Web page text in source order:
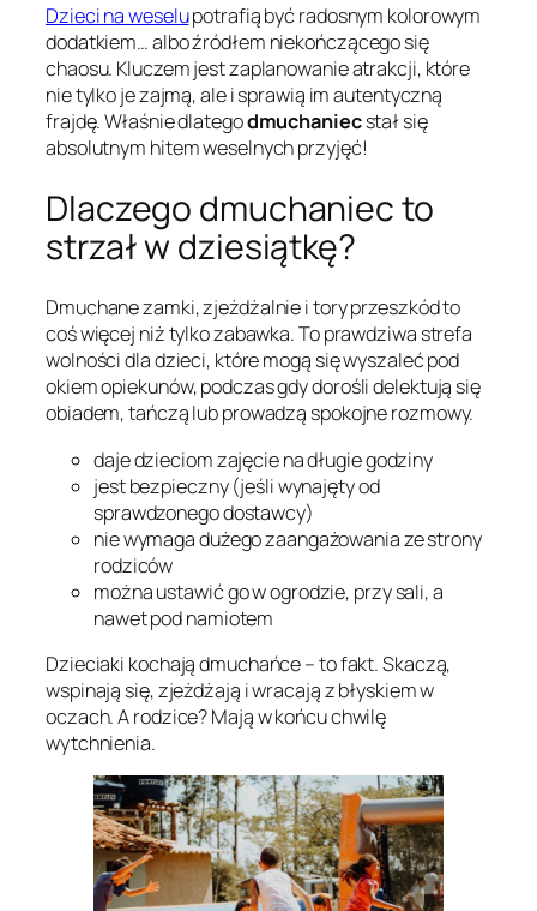
Dzieci na weselupotrafią być radosnym kolorowym
dodatkiem… albo źródłem niekończącego się
chaosu. Kluczem jest zaplanowanie atrakcji, które
nie tylko je zajmą, ale i sprawią im autentyczną
frajdę. Właśnie dlategodmuchaniecstał się
absolutnym hitem weselnych przyjęć!
Dlaczego dmuchaniec to
strzał w dziesiątkę?
Dmuchane zamki, zjeżdżalnie i tory przeszkód to
coś więcej niż tylko zabawka. To prawdziwa strefa
wolności dla dzieci, które mogą się wyszaleć pod
okiem opiekunów, podczas gdy dorośli delektują się
obiadem, tańczą lub prowadzą spokojne rozmowy.
daje dzieciom zajęcie na długie godziny
jest bezpieczny (jeśli wynajęty od
sprawdzonego dostawcy)
nie wymaga dużego zaangażowania ze strony
rodziców
można ustawić go w ogrodzie, przy sali, a
nawet pod namiotem
Dzieciaki kochają dmuchańce – to fakt. Skaczą,
wspinają się, zjeżdżają i wracają z błyskiem w
oczach. A rodzice? Mają w końcu chwilę
wytchnienia.